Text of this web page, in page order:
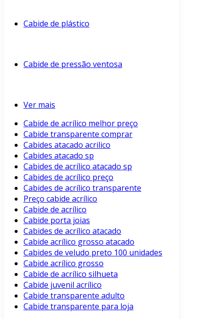
Cabide de plástico
Cabide de pressão ventosa
Ver mais
Cabide de acrílico melhor preço
Cabide transparente comprar
Cabides atacado acrilico
Cabides atacado sp
Cabides de acrílico atacado sp
Cabides de acrílico preço
Cabides de acrílico transparente
Preço cabide acrílico
Cabide de acrílico
Cabide porta joias
Cabides de acrílico atacado
Cabide acrílico grosso atacado
Cabides de veludo preto 100 unidades
Cabide acrílico grosso
Cabide de acrílico silhueta
Cabide juvenil acrílico
Cabide transparente adulto
Cabide transparente para loja